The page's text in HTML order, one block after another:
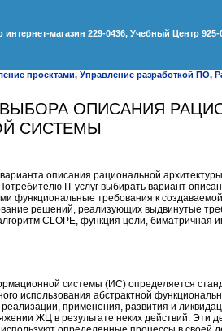
интернет-магазин 229-0436, Учебный Центр 925-
проектами, Управление разработкой ПО,
ОПИСАНИЯ
СИСТЕМЫ
описания рациональной
IT-услуг выбирать вариант
функциональные требования к создаваемой
решений, реализующих выдвинутые
CLOPE, функция цели, биматричная
системы (ИС) определяется
использования абстрактной
применения, развития и
ЖЦ в результате неких действий. Эти